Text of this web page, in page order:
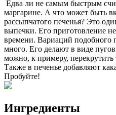
Едва ли не самым быстрым
маргарине. А что может быть
рассыпчатого печенья? Это
выпечки. Его приготовление
времени. Вариаций подобного
много. Его делают в виде
можно, к примеру, перекрутить
Также в печенье добавляют
Пробуйте!
Ингредиенты